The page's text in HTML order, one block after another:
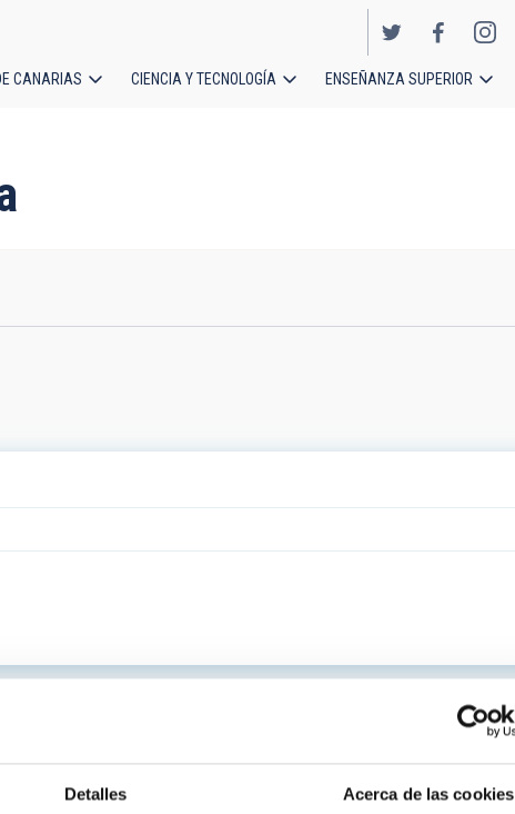
Detalles Acerca de las cookies
CANARIAS CIENCIA Y TECNOLOGÍA ENSEÑANZA SUPERIOR